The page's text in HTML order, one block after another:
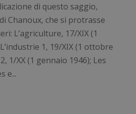
di questo saggio,
Chanoux, che si protrasse
L’agriculture, 17/XIX (1
1, 19/XIX (1 ottobre
1/XX (1 gennaio 1946); Les
e...